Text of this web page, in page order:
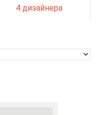
4 дизайнера